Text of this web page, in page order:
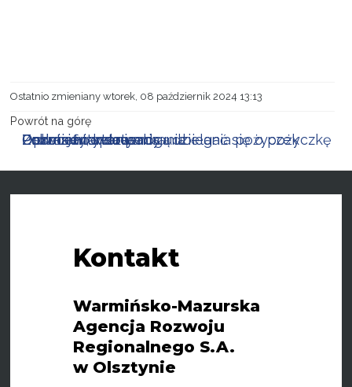
Podmioty, które mogą ubiegać się o pożyczkę
Podstawowe zasady udzielania pożyczek
Zakres finansowania
Oprocentowanie
Prowizje i opłaty
Dokumenty do pobrania
Ostatnio zmieniany wtorek, 08 październik 2024 13:13
Powrót na górę
Kontakt
Warmińsko-Mazurska
Agencja Rozwoju
Regionalnego S.A.
w Olsztynie